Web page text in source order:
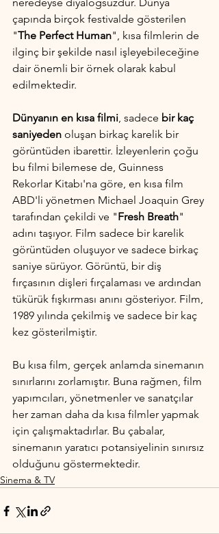
çapında birçok festivalde gösterilen
"The Perfect Human", kısa filmlerin de
ilginç bir şekilde nasıl işleyebileceğine
dair önemli bir örnek olarak kabul
edilmektedir.
Dünyanın en kısa filmi, sadece bir kaç
saniyeden oluşan birkaç karelik bir
görüntüden ibarettir. İzleyenlerin çoğu
bu filmi bilemese de, Guinness
Rekorlar Kitabı'na göre, en kısa film
ABD'li yönetmen Michael Joaquin Grey
tarafından çekildi ve "Fresh Breath"
adını taşıyor. Film sadece bir karelik
görüntüden oluşuyor ve sadece birkaç
saniye sürüyor. Görüntü, bir diş
fırçasının dişleri fırçalaması ve ardından
tükürük fışkırması anını gösteriyor. Film,
1989 yılında çekilmiş ve sadece bir kaç
kez gösterilmiştir.
Bu kısa film, gerçek anlamda sinemanın
sınırlarını zorlamıştır. Buna rağmen, film
yapımcıları, yönetmenler ve sanatçılar
her zaman daha da kısa filmler yapmak
için çalışmaktadırlar. Bu çabalar,
sinemanın yaratıcı potansiyelinin sınırsız
olduğunu göstermektedir.
Sinema & TV